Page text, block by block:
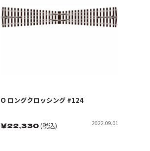
O ロングクロッシング #124
￥22,330(税込) 2022.09.01